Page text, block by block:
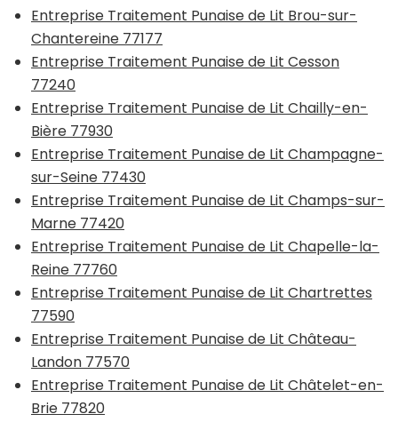
Entreprise Traitement Punaise de Lit Brou-sur-
Chantereine 77177
Entreprise Traitement Punaise de Lit Cesson
77240
Entreprise Traitement Punaise de Lit Chailly-en-
Bière 77930
Entreprise Traitement Punaise de Lit Champagne-
sur-Seine 77430
Entreprise Traitement Punaise de Lit Champs-sur-
Marne 77420
Entreprise Traitement Punaise de Lit Chapelle-la-
Reine 77760
Entreprise Traitement Punaise de Lit Chartrettes
77590
Entreprise Traitement Punaise de Lit Château-
Landon 77570
Entreprise Traitement Punaise de Lit Châtelet-en-
Brie 77820